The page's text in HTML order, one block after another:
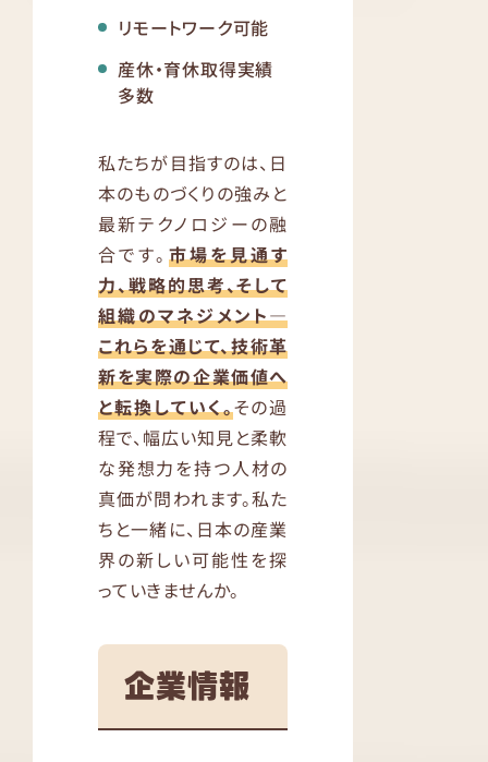
リモートワーク可能
産休・育休取得実績
多数
私たちが目指すのは、日
本のものづくりの強みと
最新テクノロジーの融
合です。 市場を見通す
力、戦略的思考、そして
組織のマネジメント—
これらを通じて、技術革
新を実際の企業価値へ
と転換していく。その過
程で、幅広い知見と柔軟
な発想力を持つ人材の
真価が問われます。私た
ちと一緒に、日本の産業
界の新しい可能性を探
っていきませんか。
企業情報